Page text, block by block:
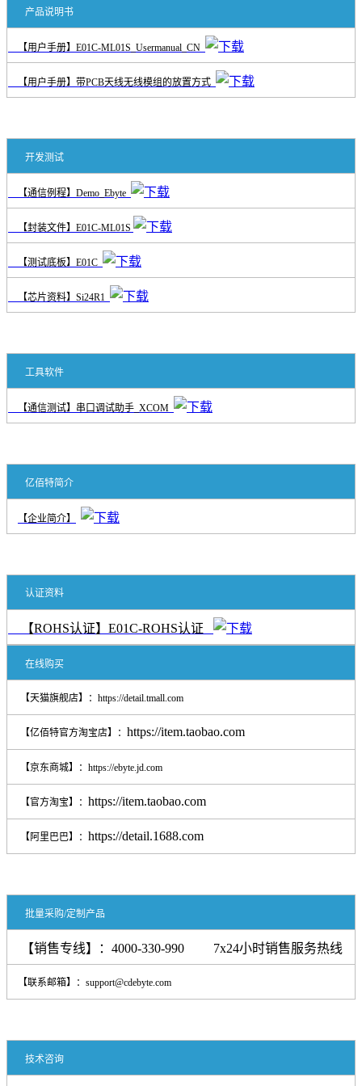
产品说明书
【用户手册】E01C-ML01S_Usermanual_CN
【用户手册】带PCB天线无线模组的放置方式
开发测试
【通信例程】Demo_Ebyte
【封装文件】E01C-ML01S
【测试底板】E01C
【芯片资料】Si24R1
工具软件
【通信测试】串口调试助手_XCOM
亿佰特简介
【企业简介】
认证资料
【ROHS认证】E01C-ROHS认证
在线购买
【天猫旗舰店】： https://detail.tmall.com
【亿佰特官方淘宝店】： https://item.taobao.com
【京东商城】： https://ebyte.jd.com
【官方淘宝】： https://item.taobao.com
【阿里巴巴】： https://detail.1688.com
批量采购/定制产品
【销售专线】：4000-330-990 7x24小时销售服务热线
【联系邮箱】：support@cdebyte.com
技术咨询